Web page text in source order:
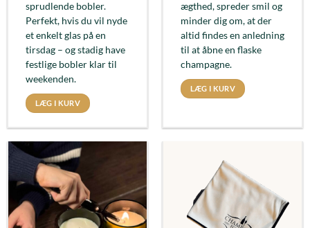
sprudlende bobler.
Perfekt, hvis du vil nyde
et enkelt glas på en
tirsdag – og stadig have
festlige bobler klar til
weekenden.
LÆG I KURV
ægthed, spreder smil og
minder dig om, at der
altid findes en anledning
til at åbne en flaske
champagne.
LÆG I KURV